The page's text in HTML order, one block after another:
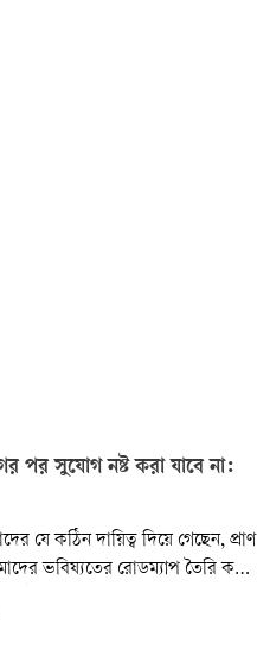
পর সুযোগ নষ্ট করা যাবে না:
যে কঠিন দায়িত্ব দিয়ে গেছেন, প্রাণ
ভবিষ্যতের রোডম্যাপ তৈরি করে
এত বালখিল্যতা নিয়ে কিন্তু চলা